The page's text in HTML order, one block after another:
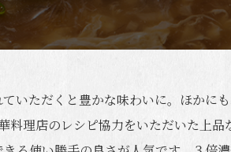
いただくと豊かな味わいに。ほかに
料理店のレシピ協力をいただいた上品